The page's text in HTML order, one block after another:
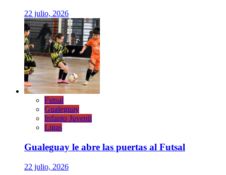
22 julio, 2026
Futsal
Gualeguay
Infanto Juvenil
Ligas
Gualeguay le abre las puertas al Futsal
22 julio, 2026